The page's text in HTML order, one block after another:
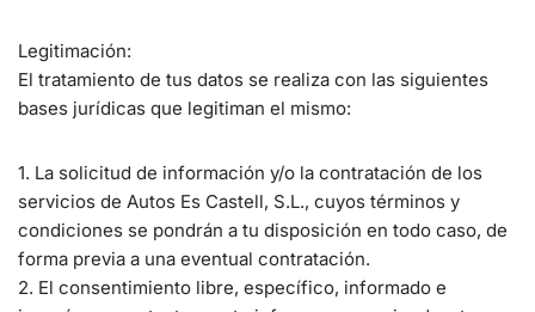
Legitimación:
El tratamiento de tus datos se realiza con las siguientes
bases jurídicas que legitiman el mismo:
1. La solicitud de información y/o la contratación de los
servicios de Autos Es Castell, S.L., cuyos términos y
condiciones se pondrán a tu disposición en todo caso, de
forma previa a una eventual contratación.
2. El consentimiento libre, específico, informado e